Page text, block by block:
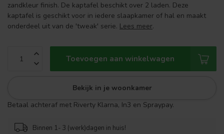
zandkleur finish. De kaptafel beschikt over 2 laden. Deze
kaptafel is geschikt voor in iedere slaapkamer of hal en maakt
onderdeel uit van de 'tweak' serie. Lees meer.
Toevoegen aan winkelwagen
Bekijk in je woonkamer
Betaal achteraf met Riverty Klarna, In3 en Spraypay.
Binnen 1- 3 (werk)dagen in huis!